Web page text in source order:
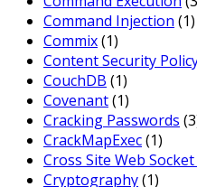
Command Injection (1)
Commix(1)
Content Security
CouchDB (1)
Covenant(1)
Cracking Passwords
CrackMapExec(1)
Cross Site Web
Cryptography(1)